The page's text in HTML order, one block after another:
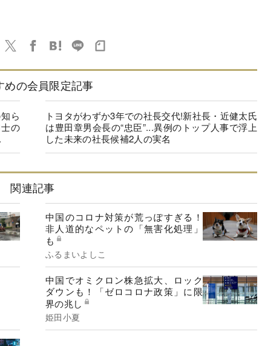
めの会員限定記事
ら
の
トヨタがわずか3年での社長交代!新社長・近健太氏
は豊田章男会長の“忠臣”...異例のトップ人事で浮上
した未来の社長候補2人の実名
関連記事
中国のコロナ対策が荒っぽすぎる！
非人道的なペットの「無害化処理」
も
ふるまいよしこ
中国でオミクロン株急拡大、ロック
ダウンも！「ゼロコロナ政策」に限
界の兆し
姫田小夏